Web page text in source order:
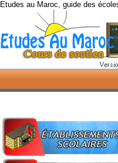
Etudes au Maroc, guide des